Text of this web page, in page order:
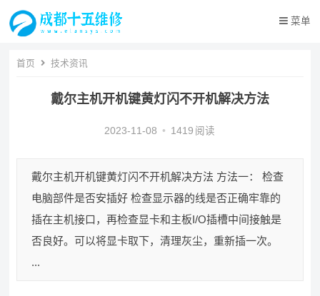
菜单
首页 技术资讯
戴尔主机开机键黄灯闪不开机解决方法
2023-11-08 • 1419 阅读
戴尔主机开机键黄灯闪不开机解决方法 方法一： 检查
电脑部件是否安插好 检查显示器的线是否正确牢靠的
插在主机接口，再检查显卡和主板I/O插槽中间接触是
否良好。可以将显卡取下，清理灰尘，重新插一次。
...